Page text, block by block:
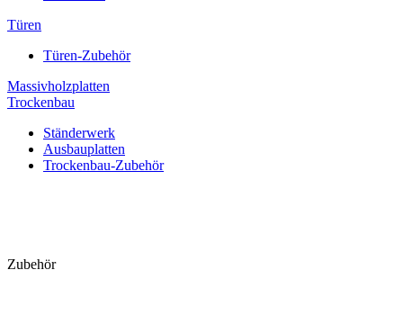
Türen
Türen-Zubehör
Massivholzplatten
Trockenbau
Ständerwerk
Ausbauplatten
Trockenbau-Zubehör
Zubehör